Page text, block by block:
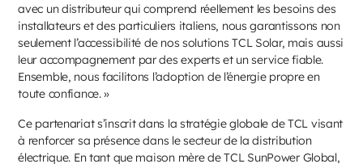
avec un distributeur qui comprend réellement les besoins des
installateurs et des particuliers italiens, nous garantissons non
seulement l’accessibilité de nos solutions TCL Solar, mais aussi
leur accompagnement par des experts et un service fiable.
Ensemble, nous facilitons l’adoption de l’énergie propre en
toute confiance. »
Ce partenariat s’inscrit dans la stratégie globale de TCL visant
à renforcer sa présence dans le secteur de la distribution
électrique. En tant que maison mère de TCL SunPower Global,